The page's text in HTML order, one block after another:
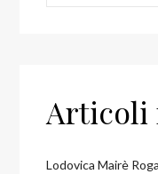
Articoli
Lodovica Mairè